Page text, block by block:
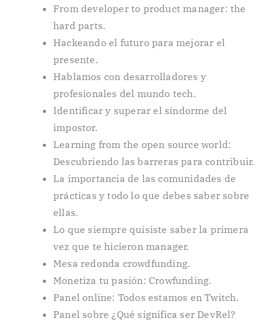
From developer to product manager: the
hard parts.
Hackeando el futuro para mejorar el
presente.
Hablamos con desarrolladores y
profesionales del mundo tech.
Identificar y superar el síndorme del
impostor.
Learning from the open source world:
Descubriendo las barreras para contribuir.
La importancia de las comunidades de
prácticas y todo lo que debes saber sobre
ellas.
Lo que siempre quisiste saber la primera
vez que te hicieron manager.
Mesa redonda crowdfunding.
Monetiza tu pasión: Crowfunding.
Panel online: Todos estamos en Twitch.
Panel sobre ¿Qué significa ser DevRel?